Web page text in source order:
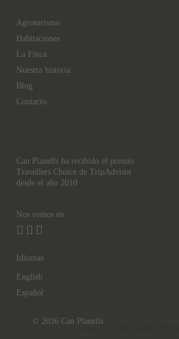
Agroturismo
Habitaciones
La Finca
Nuestra historia
Blog
Contacto
Can Planells ha recibido el premio
Travellers Choice de TripAdvisor
desde el año 2010
Nos vemos en
Idiomas
English
Español
© 2026 Can Planells.